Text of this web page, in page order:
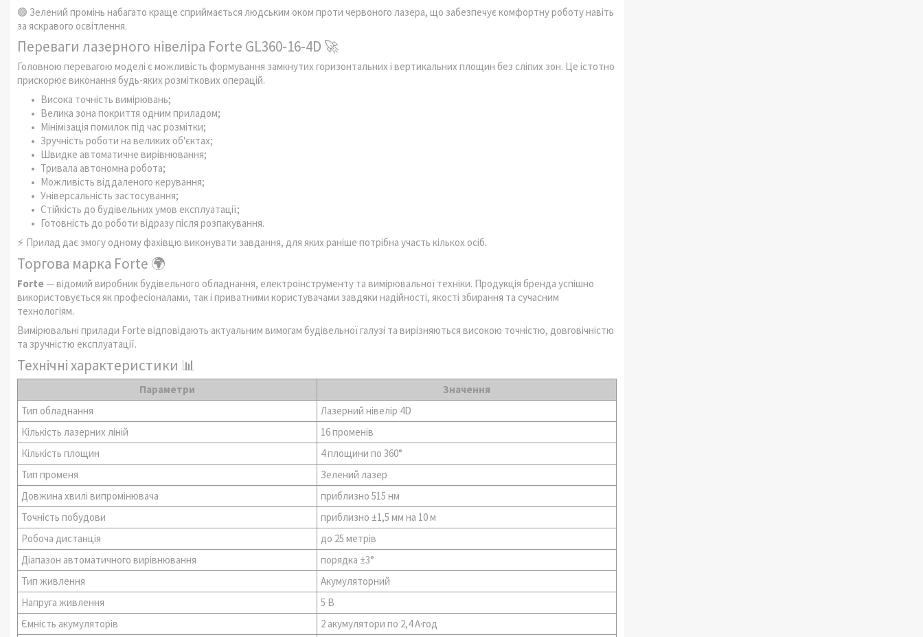
🟢 Зелений промінь набагато краще сприймається людським оком проти червоного лазера, що забезпечує комфортну роботу навіть
за яскравого освітлення.
Переваги лазерного нівеліра Forte GL360-16-4D 🚀
Головною перевагою моделі є можливість формування замкнутих горизонтальних і вертикальних площин без сліпих зон. Це істотно
прискорює виконання будь-яких розміткових операцій.
Висока точність вимірювань;
Велика зона покриття одним приладом;
Мінімізація помилок під час розмітки;
Зручність роботи на великих об'єктах;
Швидке автоматичне вирівнювання;
Тривала автономна робота;
Можливість віддаленого керування;
Універсальність застосування;
Стійкість до будівельних умов експлуатації;
Готовність до роботи відразу після розпакування.
⚡ Прилад дає змогу одному фахівцю виконувати завдання, для яких раніше потрібна участь кількох осіб.
Торгова марка Forte 🌍
Forte — відомий виробник будівельного обладнання, електроінструменту та вимірювальної техніки. Продукція бренда успішно
використовується як професіоналами, так і приватними користувачами завдяки надійності, якості збирання та сучасним
технологіям.
Вимірювальні прилади Forte відповідають актуальним вимогам будівельної галузі та вирізняються високою точністю, довговічністю
та зручністю експлуатації.
Технічні характеристики 📊
Параметри
Значення
Тип обладнання
Лазерний нівелір 4D
Кількість лазерних ліній
16 променів
Кількість площин
4 площини по 360°
Тип променя
Зелений лазер
Довжина хвилі випромінювача
приблизно 515 нм
Точність побудови
приблизно ±1,5 мм на 10 м
Робоча дистанція
до 25 метрів
Діапазон автоматичного вирівнювання
порядка ±3°
Тип живлення
Акумуляторний
Напруга живлення
5 В
Ємність акумуляторів
2 акумулятори по 2,4 А·год